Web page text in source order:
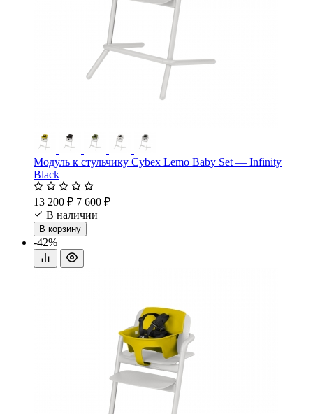
Модуль к стульчику Cybex Lemo Baby Set — Infinity
Black
13 200 ₽ 7 600 ₽
В наличии
В корзину
-42%